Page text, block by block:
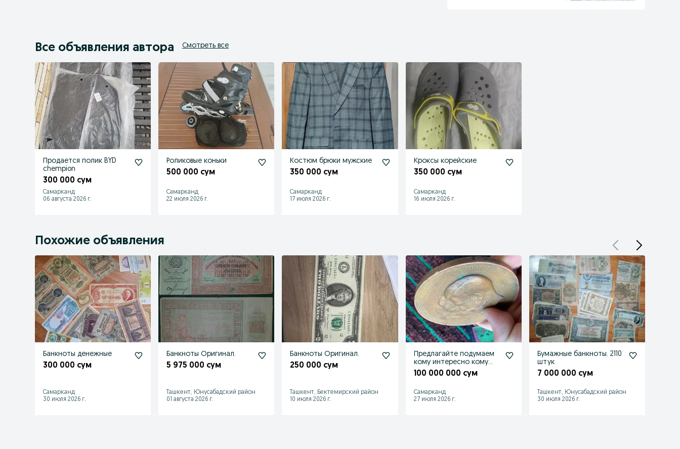
Все объявления автора Смотреть все
Продается полик BYD
chempion
300 000 сум
Самарканд
06 августа 2026 г.
Роликовые коньки
500 000 сум
Самарканд
22 июля 2026 г.
Костюм брюки мужские
350 000 сум
Самарканд
17 июля 2026 г.
Кроксы корейские
350 000 сум
Самарканд
16 июля 2026 г.
Похожие объявления
Банкноты денежные
300 000 сум
Самарканд
30 июля 2026 г.
Банкноты Оригинал.
5 975 000 сум
Ташкент, Юнусабадский район
01 августа 2026 г.
Банкноты Оригинал.
250 000 сум
Ташкент, Бектемирский район
10 июля 2026 г.
Предлагайте подумаем
кому интересно кому
нужно
100 000 000 сум
Самарканд
27 июля 2026 г.
Бумажные банкноты. 2110
штук
7 000 000 сум
Ташкент, Юнусабадский район
30 июля 2026 г.